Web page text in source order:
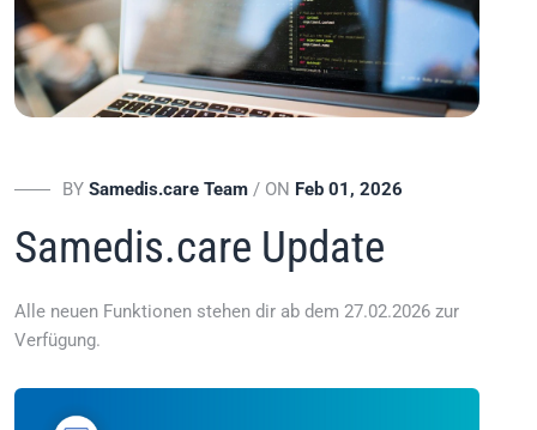
BY Samedis.care Team / ON Feb 01, 2026
Samedis.care Update
Alle neuen Funktionen stehen dir ab dem 27.02.2026 zur
Verfügung.